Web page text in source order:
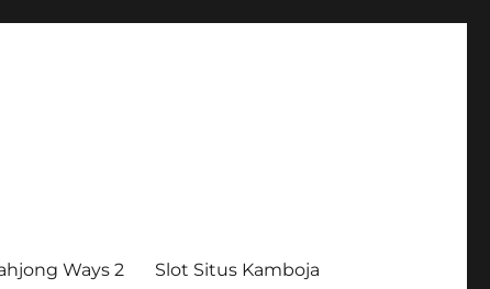
Ways 2 Slot Situs Kamboja